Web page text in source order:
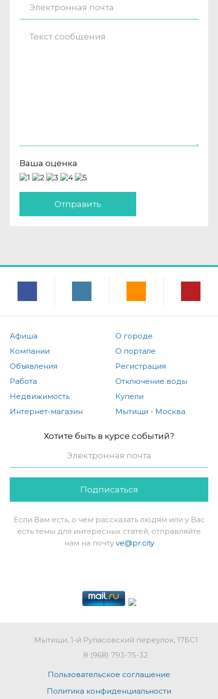
Ваша оценка
Отправить
Афиша
Компании
Объявления
Работа
Недвижимость
Интернет-магазин
О городе
О портале
Регистрация
Отключение воды
Купели
Мытищи - Москва
Хотите быть в курсе событий?
Подписаться
Если Вам есть, о чем рассказать людям или у Вас
есть темы для интересных статей, отправляйте
нам на почту ve@pr.city
Мытищи, 1-й Рупасовский переулок, 17БС1
8 (968) 793-75-32
Пользовательское соглашение
Политика конфиденциальности